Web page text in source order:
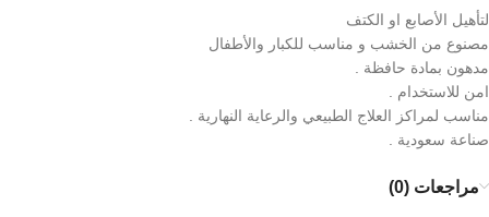
لتأهيل الأصابع او الكتف
مصنوع من الخشب و مناسب للكبار والأطفال
مدهون بمادة حافظة .
امن للاستخدام .
مناسب لمراكز العلاج الطبيعي والرعاية النهارية .
صناعة سعودية .
مراجعات (0)